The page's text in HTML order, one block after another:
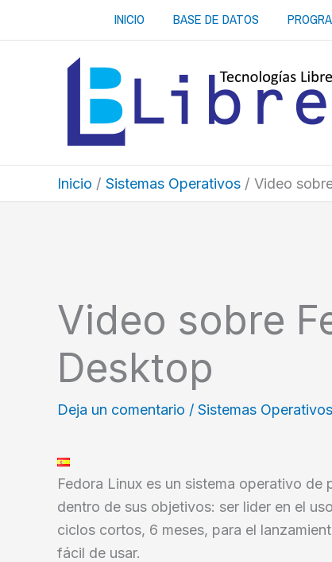
INICIO BASE DE DATOS
Inicio Sistemas Operativos Video
Video sobre
Desktop
Deja un comentario / Sistemas Operativos
Fedora Linux es un sistema operativo de
dentro de sus objetivos: ser lider en el
ciclos cortos, 6 meses, para el
fácil de usar.